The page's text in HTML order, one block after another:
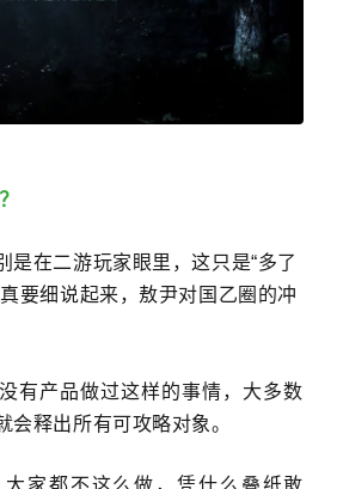
是在二游玩家眼里，这只是“多了
要细说起来，敖尹对国乙圈的冲
有产品做过这样的事情，大多数
会释出所有可攻略对象。
家都不这么做，凭什么叠纸敢